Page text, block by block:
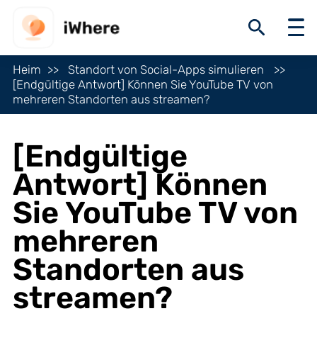
Heim
Standort von Social-Apps simulieren
[Endgültige Antwort] Können Sie YouTube TV von
mehreren Standorten aus streamen?
[Endgültige
Antwort] Können
Sie YouTube TV von
mehreren
Standorten aus
streamen?